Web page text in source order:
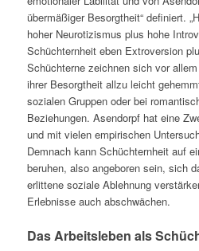
übermäßiger Besorgtheit“ definiert.
hoher Neurotizismus plus hohe
Schüchternheit eben Extroversion
Schüchterne zeichnen sich vor
ihrer Besorgtheit allzu leicht
sozialen Gruppen oder bei
Beziehungen. Asendorpf hat eine
und mit vielen empirischen
Demnach kann Schüchternheit auf
beruhen, also angeboren sein, sich
erlittene soziale Ablehnung
Erlebnisse auch abschwächen.
Das Arbeitsleben als